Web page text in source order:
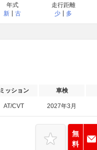
年式
新
古
走行距離
少
多
ミッション 車検
AT/CVT 2027年3月
無
料